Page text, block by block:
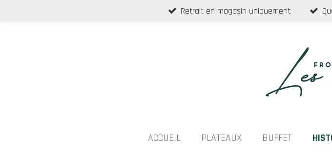
Retrait en magasin uniquement
ACCUEIL PLATEAUX BUFFET